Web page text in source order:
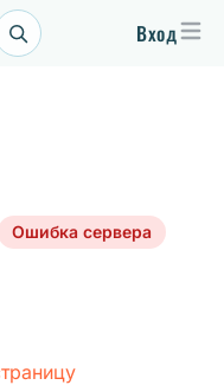
Вход
Ошибка сервера